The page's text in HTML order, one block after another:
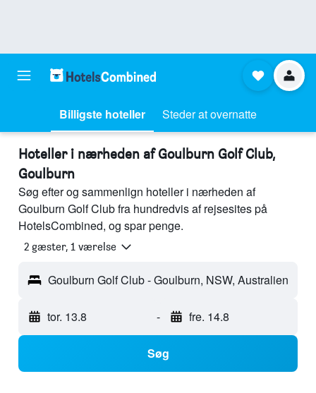
Billigste hoteller Steder at overnatte
Hoteller i nærheden af Goulburn Golf Club,
Goulburn
Søg efter og sammenlign hoteller i nærheden af
Goulburn Golf Club fra hundredvis af rejsesites på
HotelsCombined, og spar penge.
2 gæster, 1 værelse
Goulburn Golf Club - Goulburn, NSW, Australien
tor. 13.8 - fre. 14.8
Søg